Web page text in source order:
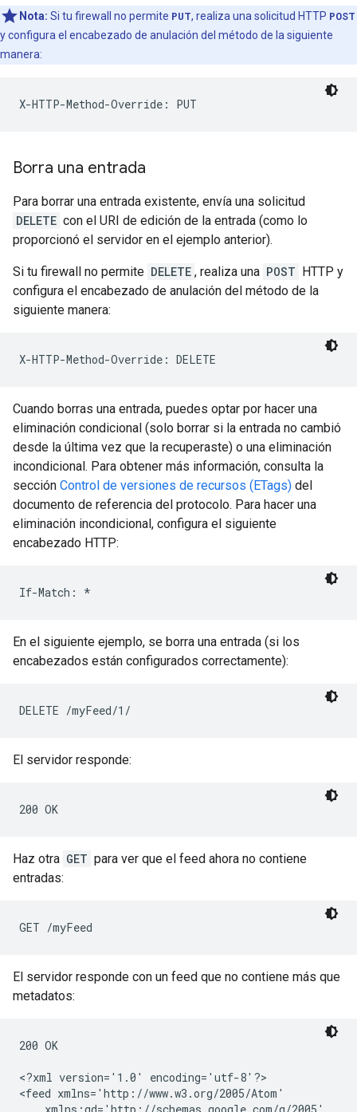
Nota: Si tu firewall no permite PUT, realiza una solicitud HTTP POST
y configura el encabezado de anulación del método de la siguiente
manera:
X-HTTP-Method-Override: PUT
Borra una entrada
Para borrar una entrada existente, envía una solicitud
DELETE con el URI de edición de la entrada (como lo
proporcionó el servidor en el ejemplo anterior).
Si tu firewall no permite DELETE , realiza una POST HTTP y
configura el encabezado de anulación del método de la
siguiente manera:
Cuando borras una entrada, puedes optar por hacer una
eliminación condicional (solo borrar si la entrada no cambió
desde la última vez que la recuperaste) o una eliminación
incondicional. Para obtener más información, consulta la
sección Control de versiones de recursos (ETags) del
documento de referencia del protocolo. Para hacer una
eliminación incondicional, configura el siguiente
encabezado HTTP:
En el siguiente ejemplo, se borra una entrada (si los
encabezados están configurados correctamente):
El servidor responde:
Haz otra GET para ver que el feed ahora no contiene
entradas:
El servidor responde con un feed que no contiene más que
metadatos:
200 OK
<?xml version='1.0' encoding='utf-8'?>
<feed xmlns='http://www.w3.org/2005/Atom'